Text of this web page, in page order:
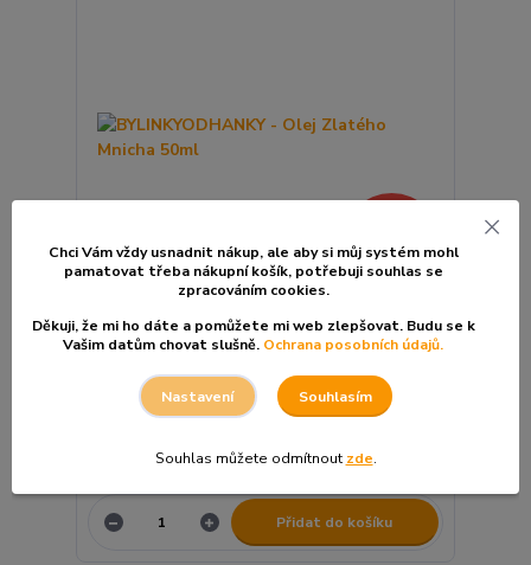
- 10 %
BYLINKYODHANKY - Olej Zlatého Mnicha 50ml
230 Kč
190 Kč
04 hod 44
Přidat do košíku
Chci Vám vždy usnadnit nákup, ale aby si můj systém mohl
pamatovat třeba nákupní košík, potřebuji souhlas se
zpracováním cookies.
Děkuji, že mi ho dáte a pomůžete mi web zlepšovat. Budu se k
Vašim datům chovat slušně. Ochrana posobních údajů.
Nastavení Souhlasím
Souhlas můžete odmítnout zde.